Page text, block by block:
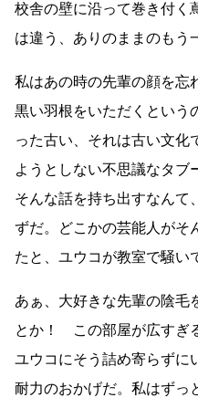
校舎の壁に沿って巻き付く
は違う、ありのままのもう
私はあの時の先輩の顔を忘
黒い羽根をいただくという
った古い、それは古い文化
ようとしない不思議なタブ
そんな話を持ち出すなんて
ずだ。どこかの芸能人がそ
たと、ユウコが教室で騒い
あぁ、大好きな先輩の陰毛
とか！ この部屋が広すぎ
ユウコにそう詰め寄らずに
耐力のおかげだ。私はずっ